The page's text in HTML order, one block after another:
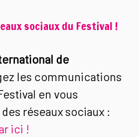
sociaux du Festival !
de
les communications
en vous
réseaux sociaux :
ici !